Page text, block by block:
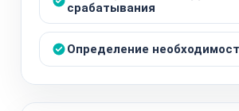
срабатывания
Определение